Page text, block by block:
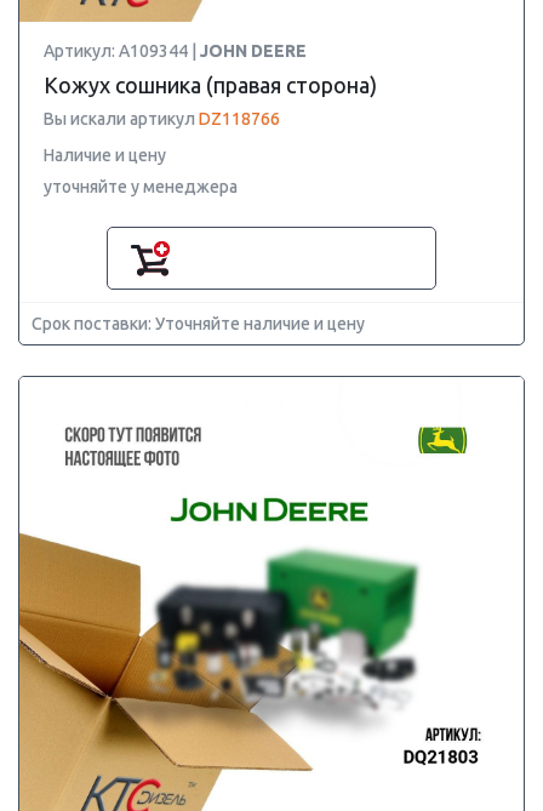
Артикул: A109344 | JOHN DEERE
Кожух сошника (правая сторона)
Вы искали артикул DZ118766
Наличие и цену
уточняйте у менеджера
Срок поставки: Уточняйте наличие и цену